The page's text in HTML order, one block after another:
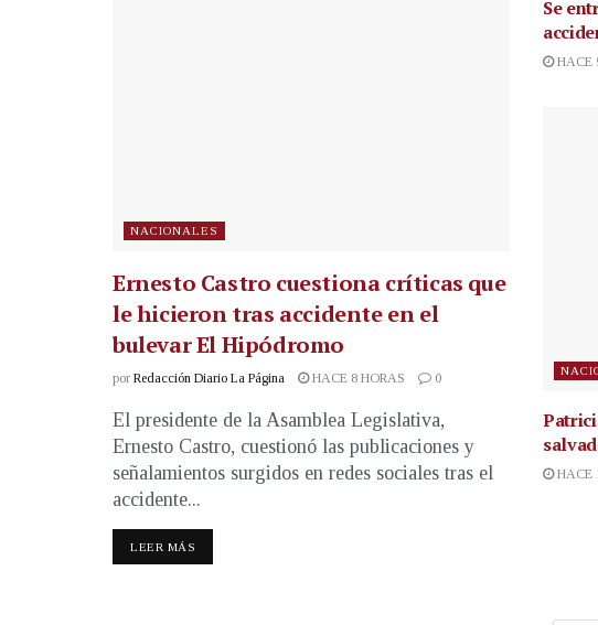
NACIONALES
Ernesto Castro cuestiona críticas que
le hicieron tras accidente en el
bulevar El Hipódromo
por Redacción Diario La Página HACE 8 HORAS 0
El presidente de la Asamblea Legislativa,
Ernesto Castro, cuestionó las publicaciones y
señalamientos surgidos en redes sociales tras el
accidente...
LEER MÁS
Se
HACE
HACE